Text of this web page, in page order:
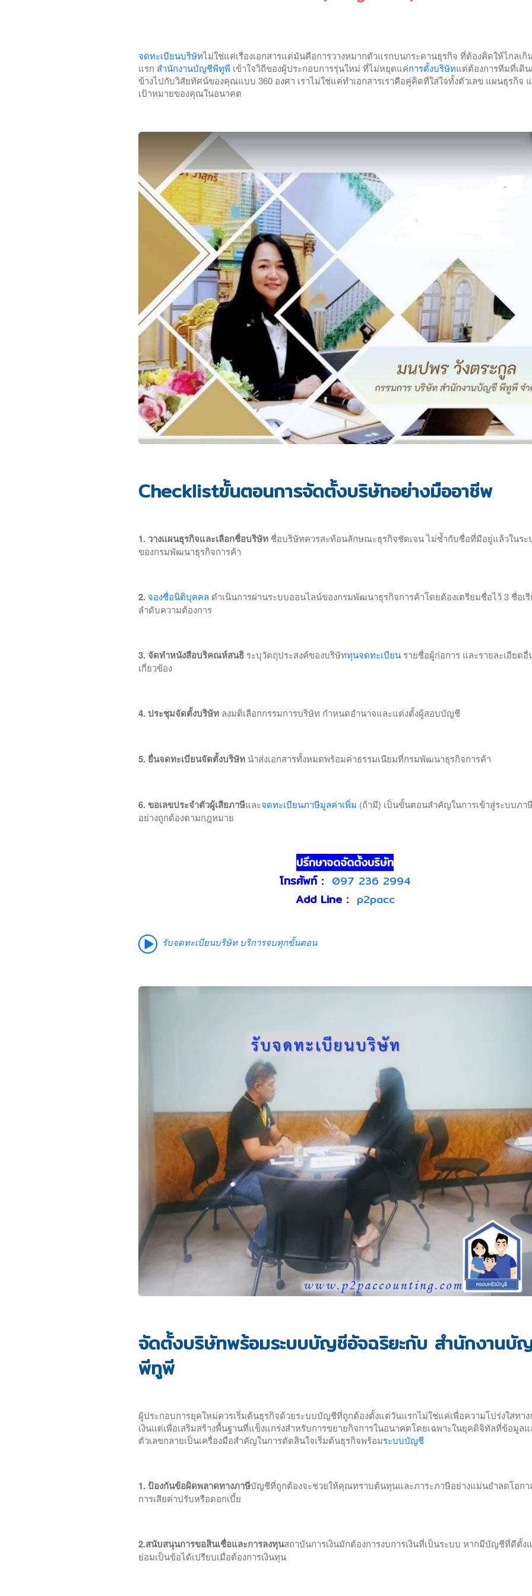
จดทะเบียนบริษัทไม่ใช่แค่เรื่องเอกสารแต่มันคือการวางหมากตัวแรกบนกระดานธุรกิจ ที่ต้องคิดให้ไกลเ
แรก สำนักงานบัญชีพีทูพี เข้าใจวิถีของผู้ประกอบการรุ่นใหม่ ที่ไม่หยุดแค่การตั้งบริษัทแต่ต้องการทีมที่เดิน
ข้างไปกับวิสัยทัศน์ของคุณแบบ 360 องศา เราไม่ใช่แค่ทำเอกสารเราคือคู่คิดที่ใส่ใจทั้งตัวเลข แผนธุรกิจ
เป้าหมายของคุณในอนาคต
Checklistขั้นตอนการจัดตั้งบริษัทอย่างมืออาชีพ
1. วางแผนธุรกิจและเลือกชื่อบริษัทชื่อบริษัทควรสะท้อนลักษณะธุรกิจชัดเจน ไม่ซ้ำกับชื่อที่มีอยู่แล้วในระ
ของกรมพัฒนาธุรกิจการค้า
2. จองชื่อนิติบุคคล ดำเนินการผ่านระบบออนไลน์ของกรมพัฒนาธุรกิจการค้าโดยต้องเตรียมชื่อไว้ 3 ชื่อเรี
ลำดับความต้องการ
3. จัดทำหนังสือบริคณห์สนธิระบุวัตถุประสงค์ของบริษัททุนจดทะเบียนรายชื่อผู้ก่อการ และรายละเอียดอื่
เกี่ยวข้อง
4. ประชุมจัดตั้งบริษัทลงมติเลือกกรรมการบริษัท กำหนดอำนาจและแต่งตั้งผู้สอบบัญชี
5. ยื่นจดทะเบียนจัดตั้งบริษัทนำส่งเอกสารทั้งหมดพร้อมค่าธรรมเนียมที่กรมพัฒนาธุรกิจการค้า
6. ขอเลขประจำตัวผู้เสียภาษีและจดทะเบียนภาษีมูลค่าเพิ่ม (ถ้ามี) เป็นขั้นตอนสำคัญในการเข้าสู่ระบบภา
อย่างถูกต้องตามกฎหมาย
ปรึกษาจดจัดตั้งบริษัท
โทรศัพท์ : 097 236 2994
Add Line : p2pacc
รับจดทะเบียนบริษัท บริการจบทุกขั้นตอน
จัดตั้งบริษัทพร้อมระบบบัญชีอัจฉริยะกับ สำนักงานบั
พีทูพี
ผู้ประกอบการยุคใหม่ควรเริ่มต้นธุรกิจด้วยระบบบัญชีที่ถูกต้องตั้งแต่วันแรกไม่ใช่แค่เพื่อความโปร่งใสทาง
เงินแต่เพื่อเสริมสร้างพื้นฐานที่แข็งแกร่งสำหรับการขยายกิจการในอนาคตโดยเฉพาะในยุคดิจิทัลที่ข้อมูลแ
ตัวเลขกลายเป็นเครื่องมือสำคัญในการตัดสินใจเริ่มต้นธุรกิจพร้อมระบบบัญชี
1. ป้องกันข้อผิดพลาดทางภาษีบัญชีที่ถูกต้องจะช่วยให้คุณทราบต้นทุนและภาระภาษีอย่างแม่นยำลดโอกา
การเสียค่าปรับหรือดอกเบี้ย
2.สนับสนุนการขอสินเชื่อและการลงทุนสถาบันการเงินมักต้องการงบการเงินที่เป็นระบบ หากมีบัญชีที่ดีตั้ง
ย่อมเป็นข้อได้เปรียบเมื่อต้องการเงินทุน